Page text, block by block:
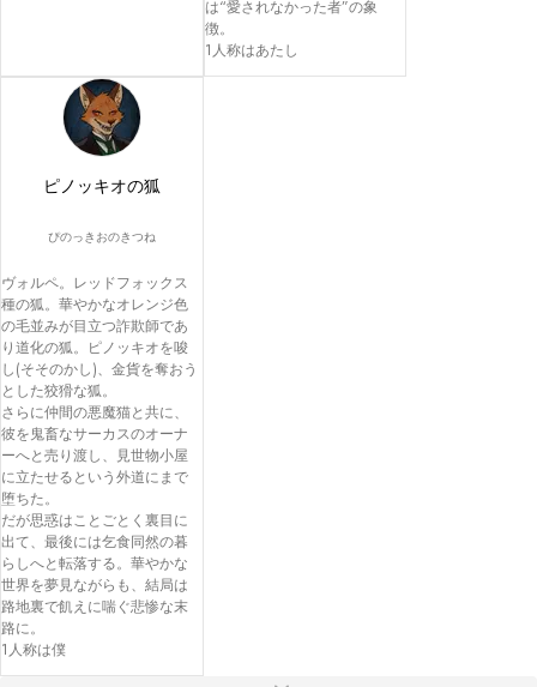
は“愛されなかった者”の象
徴。
1人称はあたし
ピノッキオの狐
ぴのっきおのきつね
ヴォルペ。レッドフォックス
種の狐。華やかなオレンジ色
の毛並みが目立つ詐欺師であ
り道化の狐。ピノッキオを唆
し(そそのかし)、金貨を奪おう
とした狡猾な狐。
さらに仲間の悪魔猫と共に、
彼を鬼畜なサーカスのオーナ
ーへと売り渡し、見世物小屋
に立たせるという外道にまで
堕ちた。
だが思惑はことごとく裏目に
出て、最後には乞食同然の暮
らしへと転落する。華やかな
世界を夢見ながらも、結局は
路地裏で飢えに喘ぐ悲惨な末
路に。
1人称は僕